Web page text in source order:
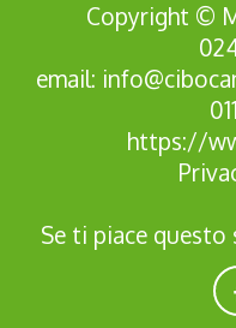
Copyright ©
email:
https://
Se ti piace